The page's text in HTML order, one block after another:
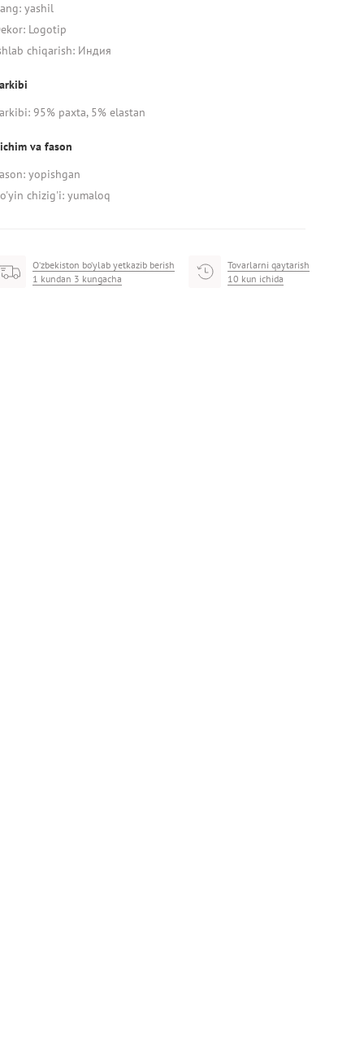
yashil
Logotip
chiqarish: Индия
95% paxta, 5% elastan
va fason
yopishgan
chizig'i: yumaloq
O‘zbekiston bo‘ylab yetkazib berish
1 kundan 3 kungacha
Tovarlarni qaytarish
10 kun ichida